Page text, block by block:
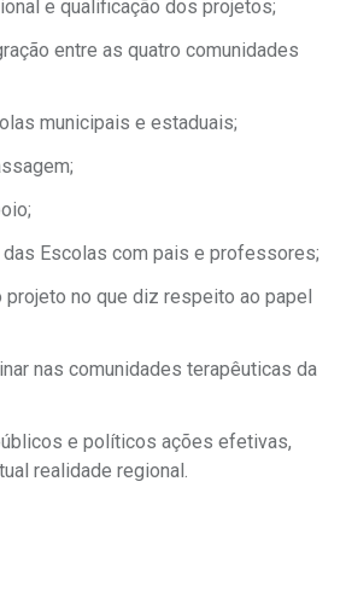
e qualificação dos projetos;
entre as quatro comunidades
municipais e estaduais;
Escolas com pais e professores;
projeto no que diz respeito ao papel
nas comunidades terapêuticas da
e políticos ações efetivas,
realidade regional.